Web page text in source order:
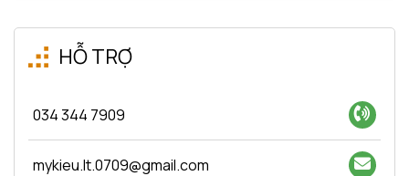
HỖ TRỢ
034 344 7909
mykieu.lt.0709@gmail.com